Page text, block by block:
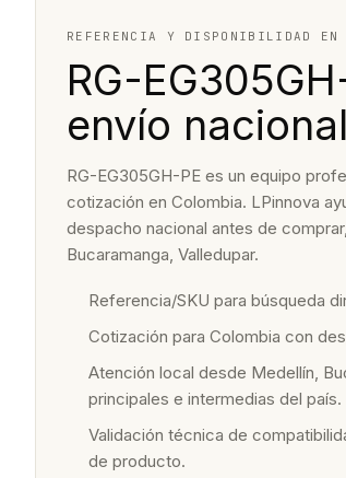
REFERENCIA Y DISPONIBILIDAD EN
RG-
envío nacional
RG-EG305GH-PE es un equipo
cotización en Colombia. LPinnova
despacho nacional antes de
Bucaramanga, Valledupar.
Referencia/SKU para búsqueda
Cotización para Colombia con
Atención local desde Medellín,
principales e intermedias del país.
Validación técnica de
de producto.